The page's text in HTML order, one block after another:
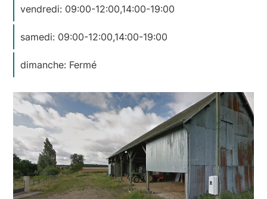
vendredi: 09:00-12:00,14:00-19:00
samedi: 09:00-12:00,14:00-19:00
dimanche: Fermé